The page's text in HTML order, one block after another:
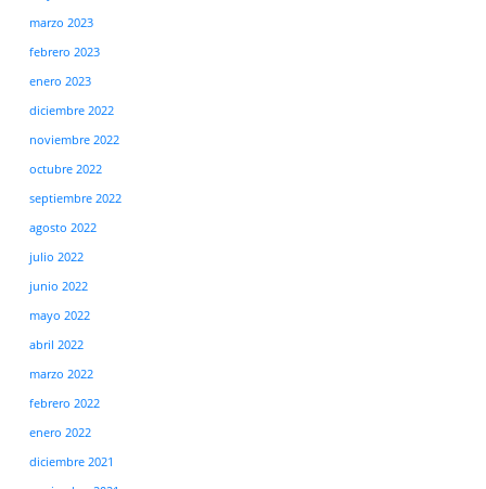
marzo 2023
febrero 2023
enero 2023
diciembre 2022
noviembre 2022
octubre 2022
septiembre 2022
agosto 2022
julio 2022
junio 2022
mayo 2022
abril 2022
marzo 2022
febrero 2022
enero 2022
diciembre 2021